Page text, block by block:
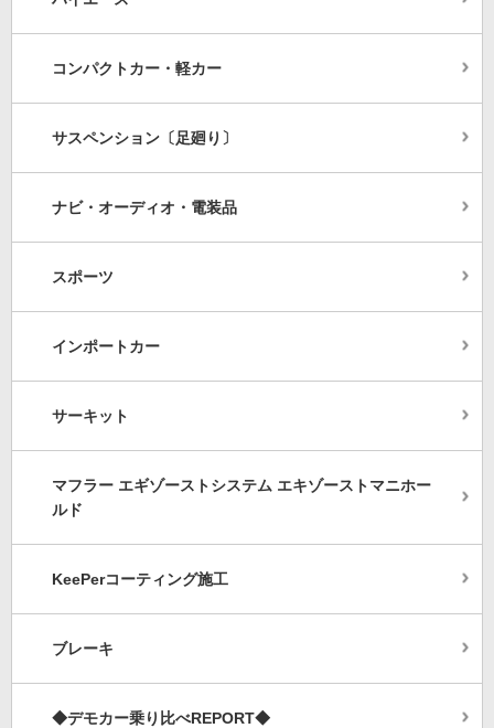
コンパクトカー・軽カー
サスペンション〔足廻り〕
ナビ・オーディオ・電装品
スポーツ
インポートカー
サーキット
マフラー エギゾーストシステム エキゾーストマニホー
ルド
KeePerコーティング施工
ブレーキ
◆デモカー乗り比べREPORT◆